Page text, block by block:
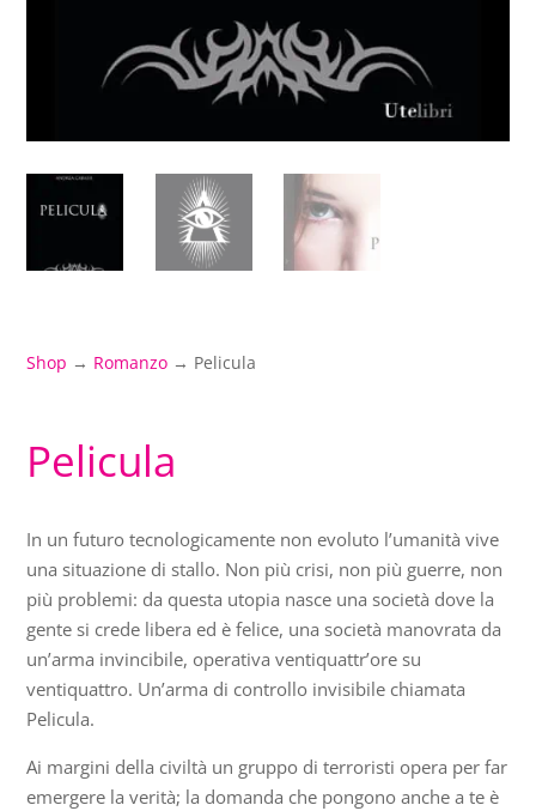
Shop → Romanzo → Pelicula
Pelicula
In un futuro tecnologicamente non evoluto l’umanità vive
una situazione di stallo. Non più crisi, non più guerre, non
più problemi: da questa utopia nasce una società dove la
gente si crede libera ed è felice, una società manovrata da
un’arma invincibile, operativa ventiquattr’ore su
ventiquattro. Un’arma di controllo invisibile chiamata
Pelicula.
Ai margini della civiltà un gruppo di terroristi opera per far
emergere la verità; la domanda che pongono anche a te è